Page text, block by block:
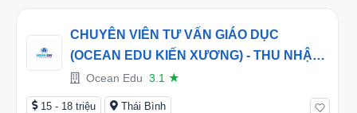
CHUYÊN VIÊN TƯ VẤN GIÁO DỤC
(OCEAN EDU KIẾN XƯƠNG) - THU NHẬP
HẤP DẪN TỪ 16 TRIỆU/THÁNG
Ocean Edu 3.1 ★
15 - 18 triệu Thái Bình